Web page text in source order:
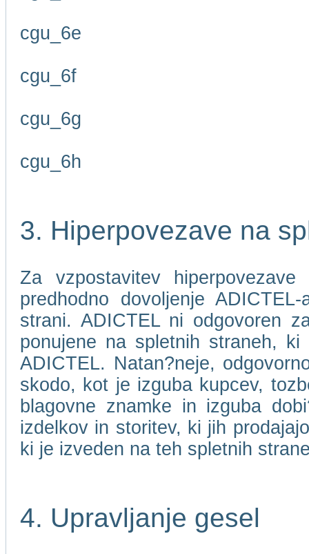
cgu_6e
cgu_6f
cgu_6g
cgu_6h
3. Hiperpovezave na
Za vzpostavitev
predhodno dovoljenje
strani. ADICTEL ni odgovoren
ponujene na spletnih straneh,
ADICTEL. Natan?neje,
skodo, kot je izguba kupcev,
blagovne znamke in izguba
izdelkov in storitev, ki jih
ki je izveden na teh spletnih
4. Upravljanje gesel